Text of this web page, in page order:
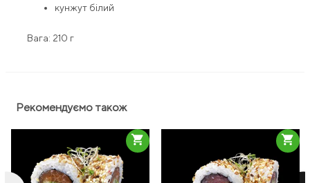
кунжут білий
Вага: 210 г
Рекомендуємо також
shopping_cart shopping_cart